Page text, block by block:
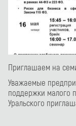
Приглашаем на
Уважаемые
поддержки малого
Уральского